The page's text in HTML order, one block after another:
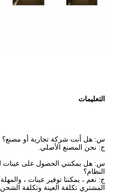
التعليمات
س: هل أنت شركة تجارية أو مصنع؟
ج: نحن المصنع الأصلي.
س: هل يمكنني الحصول على عينات
النظام؟
المشتري تكلفة العينة وتكلفة الشحن.